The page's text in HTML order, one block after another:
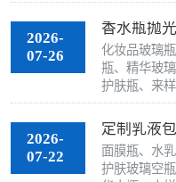
2026-
07-26
香水瓶抛
化妆品玻璃
瓶、精华玻
护肤瓶、来
2026-
07-22
定制乳液
面膜瓶、水
护肤玻璃空